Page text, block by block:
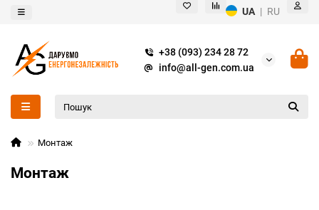
UA | RU
+38 (093) 234 28 72
info@all-gen.com.ua
Монтаж
Монтаж